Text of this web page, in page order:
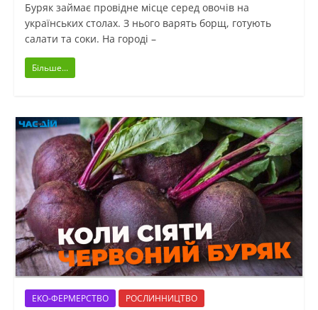
Буряк займає провідне місце серед овочів на
українських столах. З нього варять борщ, готують
салати та соки. На городі –
Більше...
ЕКО-ФЕРМЕРСТВО РОСЛИННИЦТВО